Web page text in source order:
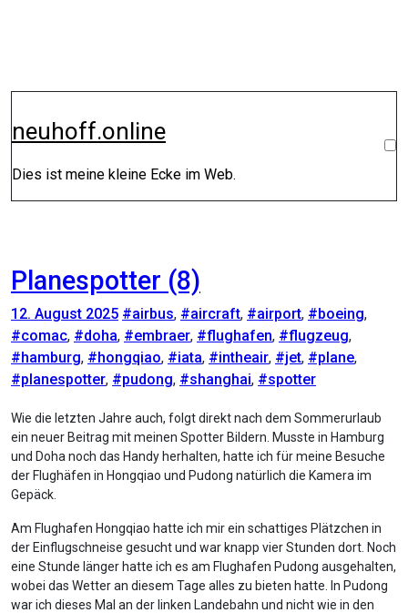
neuhoff.online
Dies ist meine kleine Ecke im Web.
Planespotter (8)
12. August 2025 #airbus, #aircraft, #airport, #boeing,
#comac, #doha, #embraer, #flughafen, #flugzeug,
#hamburg, #hongqiao, #iata, #intheair, #jet, #plane,
#planespotter, #pudong, #shanghai, #spotter
Wie die letzten Jahre auch, folgt direkt nach dem Sommerurlaub
ein neuer Beitrag mit meinen Spotter Bildern. Musste in Hamburg
und Doha noch das Handy herhalten, hatte ich für meine Besuche
der Flughäfen in Hongqiao und Pudong natürlich die Kamera im
Gepäck.
Am Flughafen Hongqiao hatte ich mir ein schattiges Plätzchen in
der Einflugschneise gesucht und war knapp vier Stunden dort. Noch
eine Stunde länger hatte ich es am Flughafen Pudong ausgehalten,
wobei das Wetter an diesem Tage alles zu bieten hatte. In Pudong
war ich dieses Mal an der linken Landebahn und nicht wie in den